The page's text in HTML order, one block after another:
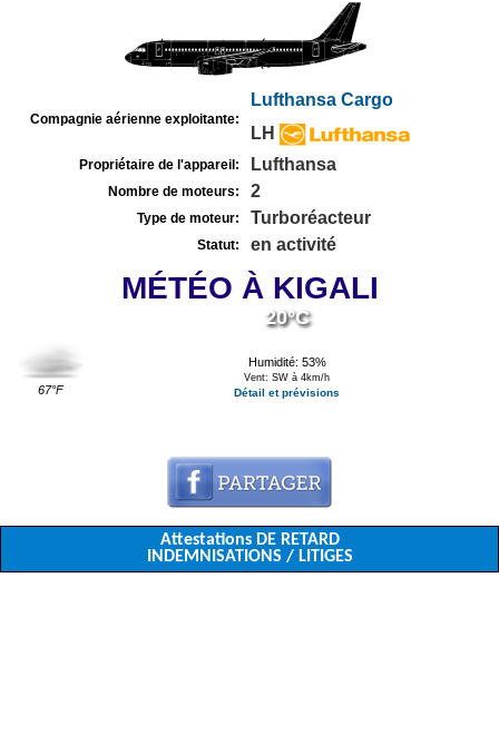
Compagnie aérienne exploitante:
Lufthansa Cargo
LH
Propriétaire de l'appareil: Lufthansa
Nombre de moteurs: 2
Type de moteur: Turboréacteur
Statut: en activité
MÉTÉO À KIGALI
67°F
20°C
Humidité: 53%
Vent: SW à 4km/h
Détail et prévisions
Attestations DE RETARD
INDEMNISATIONS / LITIGES